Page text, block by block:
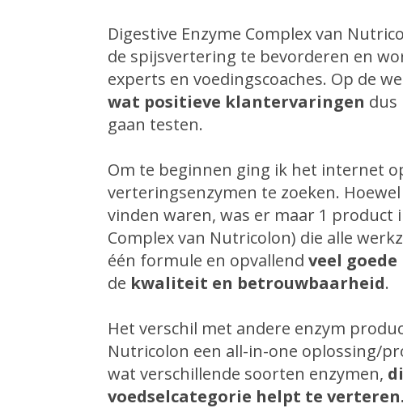
Digestive Enzyme Complex van
de spijsvertering te bevorderen en
experts en voedingscoaches. Op de
wat positieve klantervaringen dus
gaan testen.
Om te beginnen ging ik het internet
verteringsenzymen te zoeken.
vinden waren, was er maar 1 product
Complex van Nutricolon) die alle
één formule en opvallend veel goede
de kwaliteit en betrouwbaarheid.
Het verschil met andere enzym
Nutricolon een all-in-one oplossing/
wat verschillende soorten enzymen,
voedselcategorie helpt te verteren.